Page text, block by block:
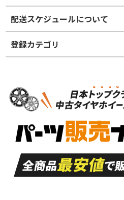
※商品ランクは出品者の主観によ
かじめご了承く
ホイールランク
S
品）
A
走行距離も少なく、
目立つ傷もほとんど
ない中古品
配送スケジュールについて
登録カテゴリ
タイヤのみ